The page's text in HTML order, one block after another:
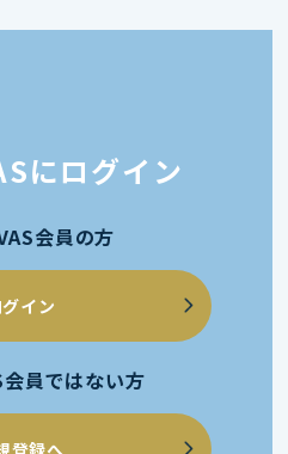
にログイン
会員の方
グイン
員ではない方
登録へ